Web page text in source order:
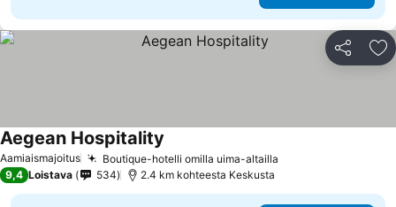
Jaa
Aamiaismajoitus Boutique-hotelli omilla uima-altailla
Aegean Hospitality
9,4 Loistava 534 2.4 km kohteesta Keskusta